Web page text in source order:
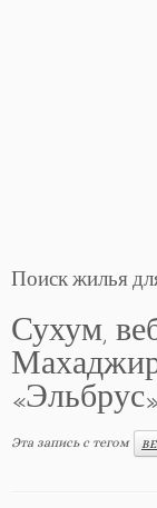
Поиск жилья
Сухум,
Эта запись с тегом